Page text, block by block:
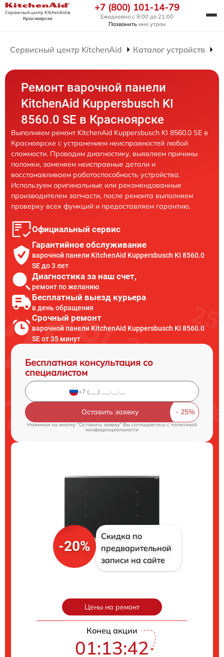
Сервисный центр KitchenAidв
Красноярске
+7 (800) 101-14-79
Ежедневно с 9:00 до 21:00
Позвонить мне утром
Сервисный центр KitchenAid Каталог устройств
Ремонт варочной панели
KitchenAid Kuppersbusch KI
8560.0 SE в Красноярске
Выполняем ремонт KitchenAid Kuppersbusch KI 8560.0 SE в
Красноярске с устранением неисправностей любой
сложности. Проводим диагностику, выявляем причины
поломки, заменяем неисправные детали и
восстанавливаем работоспособность устройства.
Используем оригинальные или рекомендованные
производителем запчасти, после ремонта выполняем
проверку всех функций и предоставляем гарантию.
Официальный сервис
Гарантийное обслуживание
варочной панели KitchenAid Kuppersbusch KI 8560.0
SE до 3 лет
Диагностика за наш счет,
ремонт по желанию
Бесплатный выезд курьера
в день обращения
Срочный ремонт
варочной панели KitchenAid Kuppersbusch KI 8560.0
SE от 35 минут
Бесплатная консультация со
специалистом
Оставить заявку
Нажимая на кнопку "Оставить заявку" Вы соглашаетесь cполитикой
конфиденциальности
-20%
Скидка по
предварительной
записи на сайте
Цены на ремонт
Конец акции
01:13:41